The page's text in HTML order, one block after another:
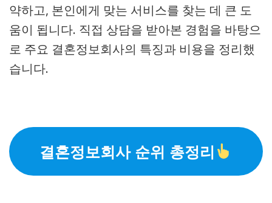
약하고, 본인에게 맞는 서비스를 찾는 데 큰 도
움이 됩니다. 직접 상담을 받아본 경험을 바탕으
로 주요 결혼정보회사의 특징과 비용을 정리했
습니다.
결혼정보회사 순위 총정리